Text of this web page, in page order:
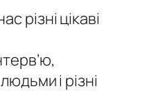
різні цікаві
і різні